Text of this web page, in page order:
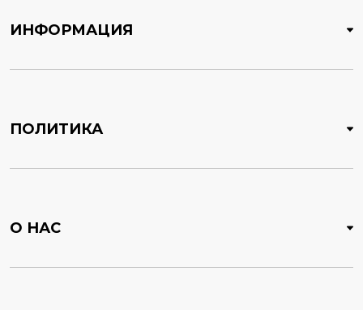
ИНФОРМАЦИЯ
ПОЛИТИКА
О НАС